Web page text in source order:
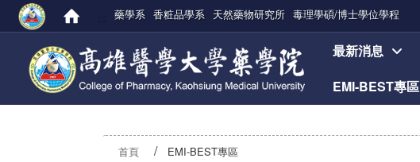
藥學系 香粧品學系 天然藥物研究所 毒理學碩/博士學位學程
最新消息
EMI-BEST專區
首頁 EMI-BEST專區